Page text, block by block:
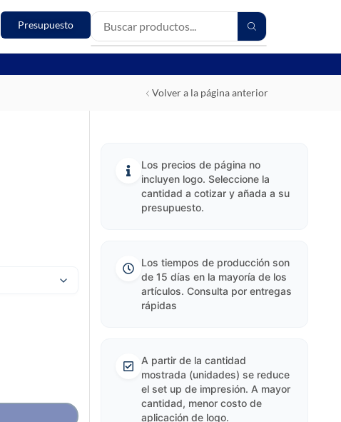
Presupuesto
Volver a la página anterior
Los precios de página no
incluyen logo. Seleccione la
cantidad a cotizar y añada a su
presupuesto.
Los tiempos de producción son
de 15 días en la mayoría de los
artículos. Consulta por entregas
rápidas
A partir de la cantidad
mostrada (unidades) se reduce
el set up de impresión. A mayor
cantidad, menor costo de
aplicación de logo.